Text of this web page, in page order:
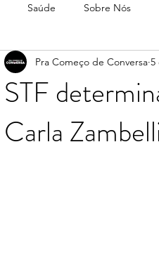
Saúde Sobre Nós
STF
Carla
Pra Começo de Conversa 5